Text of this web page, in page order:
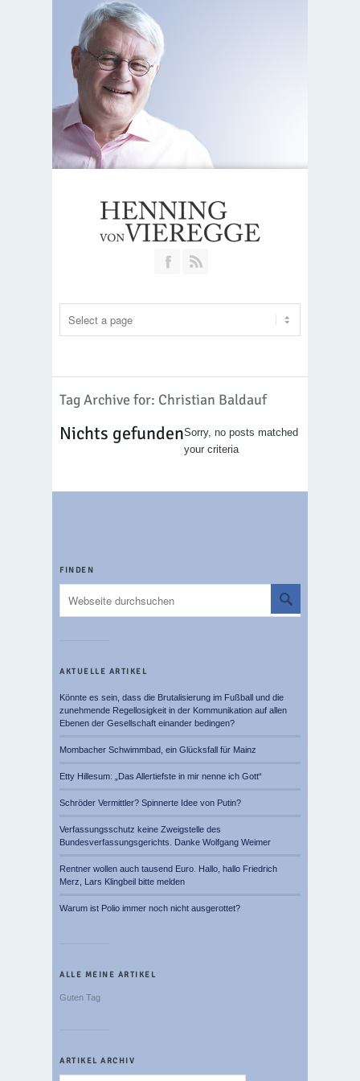
Join our Facebook Group
Tag Archive for: Christian Baldauf
Nichts gefundenSorry, no posts matched
your criteria
FINDEN
AKTUELLE ARTIKEL
Könnte es sein, dass die Brutalisierung im Fußball und die
zunehmende Regellosigkeit in der Kommunikation auf allen
Ebenen der Gesellschaft einander bedingen?
Mombacher Schwimmbad, ein Glücksfall für Mainz
Etty Hillesum: „Das Allertiefste in mir nenne ich Gott“
Schröder Vermittler? Spinnerte Idee von Putin?
Verfassungsschutz keine Zweigstelle des
Bundesverfassungsgerichts. Danke Wolfgang Weimer
Rentner wollen auch tausend Euro. Hallo, hallo Friedrich
Merz, Lars Klingbeil bitte melden
Warum ist Polio immer noch nicht ausgerottet?
ALLE MEINE ARTIKEL
Guten Tag
ARTIKEL ARCHIV